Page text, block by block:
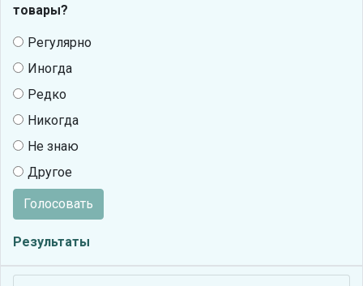
товары?
Регулярно
Иногда
Редко
Никогда
Не знаю
Другое
Голосовать
Результаты